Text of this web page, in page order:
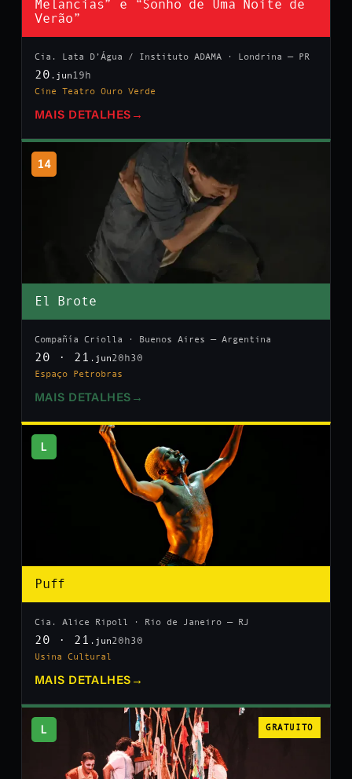
Melancias” e “Sonho de Uma Noite de
Verão”
Cia. Lata D’Água / Instituto ADAMA · Londrina — PR
20 .jun 19h
Cine Teatro Ouro Verde
MAIS DETALHES →
14
El Brote
Compañía Criolla · Buenos Aires — Argentina
20 · 21 .jun20h30
Espaço Petrobras
MAIS DETALHES →
L
Puff
Cia. Alice Ripoll · Rio de Janeiro — RJ
20 · 21 .jun20h30
Usina Cultural
MAIS DETALHES →
L GRATUITO